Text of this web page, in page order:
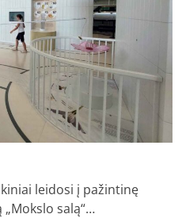
leidosi į pažintinę
salą“…